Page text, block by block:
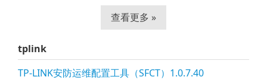
查看更多 »
tplink
TP-LINK安防运维配置工具（SFCT）1.0.7.40